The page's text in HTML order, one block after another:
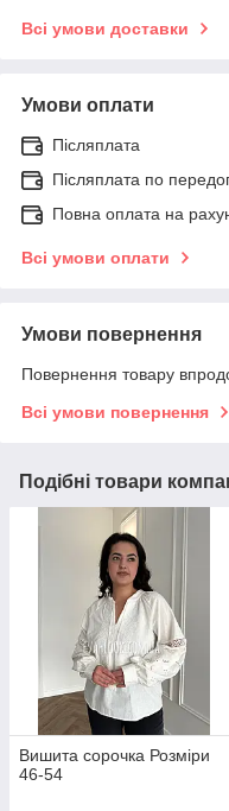
Всі умови доставки
Умови оплати
Післяплата
Післяплата по
Повна оплата на
Всі умови оплати
Умови повернення
Повернення товару
Всі умови повернення
Подібні товари
Вишита сорочка Розміри
46-54